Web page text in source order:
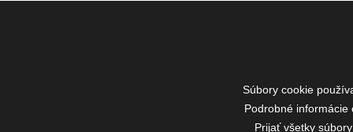
Súbory cookie
Podrobné
Prijať všetky